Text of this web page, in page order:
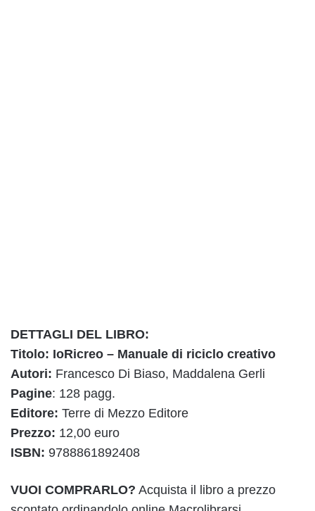
DETTAGLI DEL LIBRO:
Titolo: IoRicreo – Manuale di riciclo creativo
Autori: Francesco Di Biaso, Maddalena Gerli
Pagine: 128 pagg.
Editore: Terre di Mezzo Editore
Prezzo: 12,00 euro
ISBN: 9788861892408
VUOI COMPRARLO? Acquista il libro a prezzo